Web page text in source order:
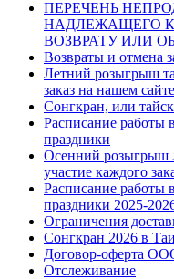
ПЕРЕЧЕНЬ
НАДЛЕЖАЩЕГО
ВОЗВРАТУ ИЛИ
Возвраты и отмена
Летний розыгрыш
заказ на нашем
Сонгкран, или
Расписание работы
праздники
Осенний розыгрыш
участие каждого
Расписание работы
праздники 2025-
Ограничения
Сонгкран 2026 в
Договор-оферта
Отслеживание